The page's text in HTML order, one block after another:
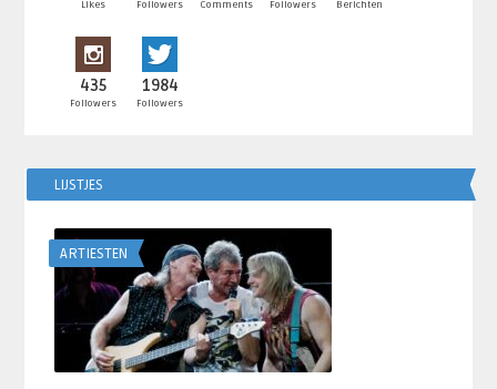
Likes Followers Comments Followers Berichten
435
Followers
1984
Followers
LIJSTJES
ARTIESTEN